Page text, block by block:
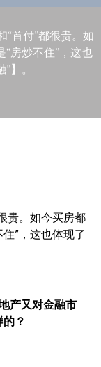
“首付”都很贵。如
“房炒不住”，这也
】。
贵。如今买房都
”，这也体现了
产又对金融市
？